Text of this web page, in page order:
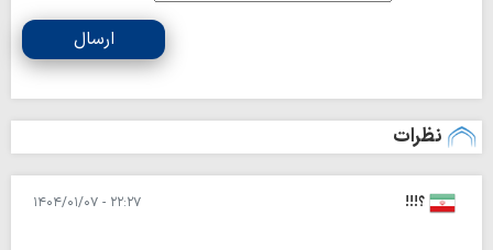
ارسال
نظرات
؟!!! ۲۲:۲۷ - ۱۴۰۴/۰۱/۰۷